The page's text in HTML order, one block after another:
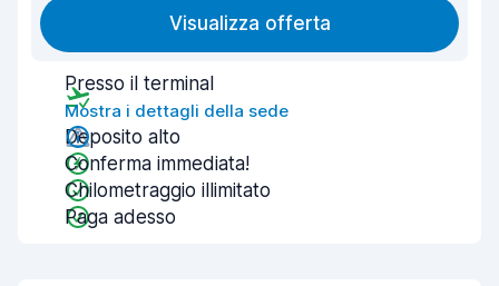
Visualizza offerta
Presso il terminal
Mostra i dettagli della sede
Deposito alto
Conferma immediata!
Chilometraggio illimitato
Paga adesso